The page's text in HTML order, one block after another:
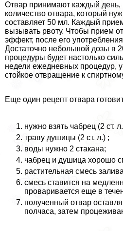
Отвар принимают каждый
количество отвара, который
составляет 50 мл. Каждый
вызывать рвоту. Чтобы прием
эффект, после его
Достаточно небольшой дозы в
процедуры будет настолько
недели ежедневных процедур,
стойкое отвращение к
Еще один рецепт отвара
нужно взять чабрец (2 ст.
траву душицы (2 ст. л.) ;
воды нужно 2 стакана;
чабрец и душица хорошо
растительная смесь
смесь ставится на
проваривается еще в
полученный отвар
полчаса, затем